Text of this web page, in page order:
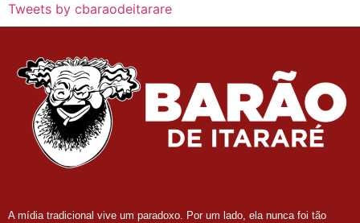
Tweets by cbaraodeitarare
A mídia tradicional vive um paradoxo. Por um lado, ela nunca foi tão